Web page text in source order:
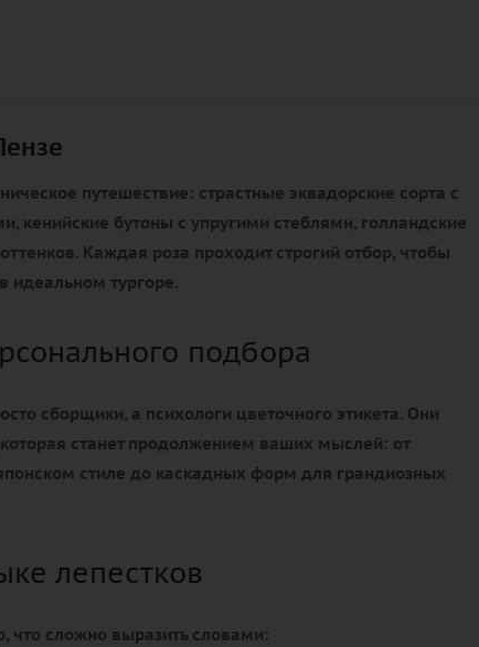
путешествие: страстные эквадорские сорта с
кенийские бутоны с упругими стеблями, голландские
Каждая роза проходит строгий отбор, чтобы
идеальном тургоре.
подбора
сборщики, а психологи цветочного этикета. Они
станет продолжением ваших мыслей: от
стиле до каскадных форм для грандиозных
лепестков
что сложно выразить словами: